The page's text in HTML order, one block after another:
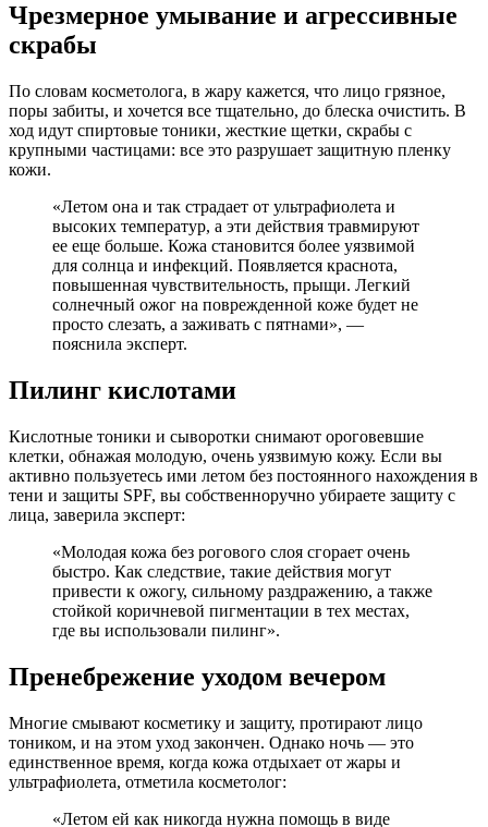
Чрезмерное умывание и агрессивные
скрабы
По словам косметолога, в жару кажется, что лицо грязное,
поры забиты, и хочется все тщательно, до блеска очистить. В
ход идут спиртовые тоники, жесткие щетки, скрабы с
крупными частицами: все это разрушает защитную пленку
кожи.
«Летом она и так страдает от ультрафиолета и
высоких температур, а эти действия травмируют
ее еще больше. Кожа становится более уязвимой
для солнца и инфекций. Появляется краснота,
повышенная чувствительность, прыщи. Легкий
солнечный ожог на поврежденной коже будет не
просто слезать, а заживать с пятнами», —
пояснила эксперт.
Пилинг кислотами
Кислотные тоники и сыворотки снимают ороговевшие
клетки, обнажая молодую, очень уязвимую кожу. Если вы
активно пользуетесь ими летом без постоянного нахождения в
тени и защиты SPF, вы собственноручно убираете защиту с
лица, заверила эксперт:
«Молодая кожа без рогового слоя сгорает очень
быстро. Как следствие, такие действия могут
привести к ожогу, сильному раздражению, а также
стойкой коричневой пигментации в тех местах,
где вы использовали пилинг».
Пренебрежение уходом вечером
Многие смывают косметику и защиту, протирают лицо
тоником, и на этом уход закончен. Однако ночь — это
единственное время, когда кожа отдыхает от жары и
ультрафиолета, отметила косметолог:
«Летом ей как никогда нужна помощь в виде